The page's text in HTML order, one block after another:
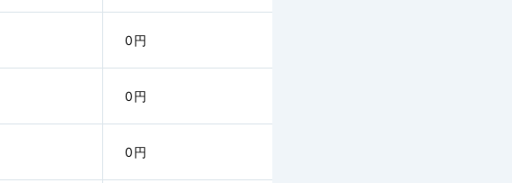
ことを予定していた金額は、費用の額
※１回の出発遅延、欠航・運休・搭乗不
じた減価額（＊２）を差し引いた額をいいま
0円
0円
0円